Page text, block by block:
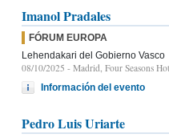
Imanol Pradales
FÓRUM EUROPA
Lehendakari del Gobierno Vasco
08/10/2025 - Madrid, Four Seasons
Información del evento
Pedro Luis Uriarte